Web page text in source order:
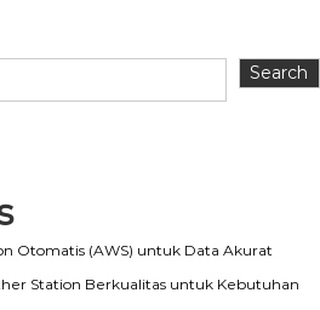
Search
Otomatis (AWS) untuk Data Akurat
Station Berkualitas untuk Kebutuhan